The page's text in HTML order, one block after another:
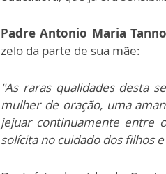
Padre Antonio Maria
zelo da parte de sua mãe:
"As raras qualidades desta
mulher de oração, uma
jejuar continuamente entre
solícita no cuidado dos filhos